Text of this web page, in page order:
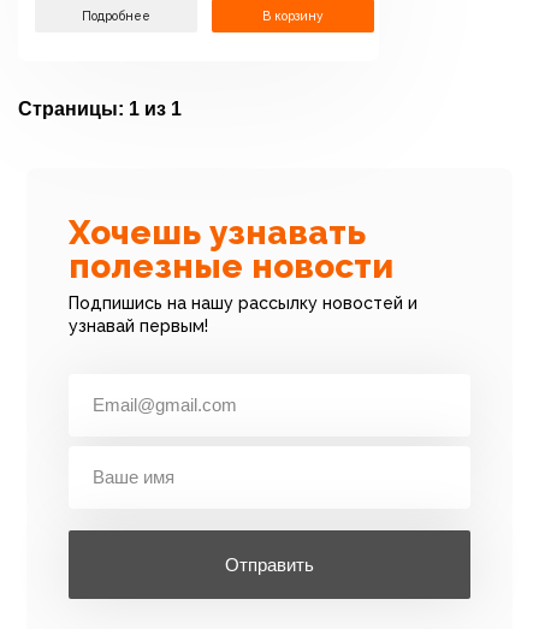
Подробнее В корзину
Страницы: 1 из 1
Хочешь узнавать
полезные новости
Подпишись на нашу рассылку новостей и
узнавай первым!
Отправить